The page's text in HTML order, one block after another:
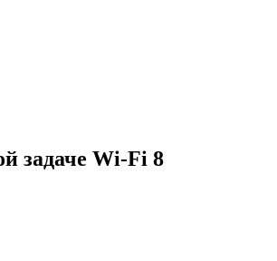
задаче Wi-Fi 8